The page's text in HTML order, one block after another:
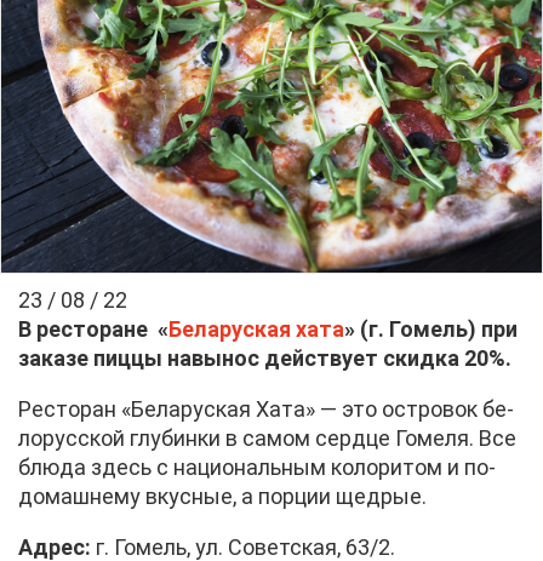
23 / 08 / 22
В ре­сто­ране «Бе­ла­рус­кая ха­та» (г. Го­мель) при
за­ка­зе пиц­цы на­вы­нос дей­ству­ет скид­ка 20%.
Ре­сто­ран «Бе­ла­рус­кая Ха­та» — это ост­ро­вок бе­
ло­рус­ской глу­бин­ки в са­мом серд­це Го­ме­ля. Все
блю­да здесь с на­ци­о­наль­ным ко­ло­ри­том и по-
до­маш­не­му вкус­ные, а пор­ции щед­рые.
Ад­рес: г. Го­мель, ул. Со­вет­ская, 63/2.